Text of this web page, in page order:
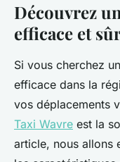
Taxi
service de
sûr
Livia • 4 mars 2025 3
Découvrez
efficace et
Si vous cherchez
efficace dans la
vos déplacements
Taxi Wavre est la
article, nous allons